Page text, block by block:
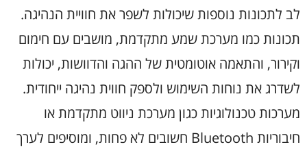
לב לתכונות נוספות שיכולות לשפר את חוויית הנהיגה.
תכונות כמו מערכת שמע מתקדמת, מושבים עם חימום
וקירור, והתאמה אוטומטית של ההגה והדוושות, יכולות
לשדרג את נוחות השימוש ולספק חווית נהיגה ייחודית.
מערכות טכנולוגיות כגון מערכת ניווט מתקדמת או
חיבוריות Bluetooth חשובים לא פחות, ומוסיפים לערך